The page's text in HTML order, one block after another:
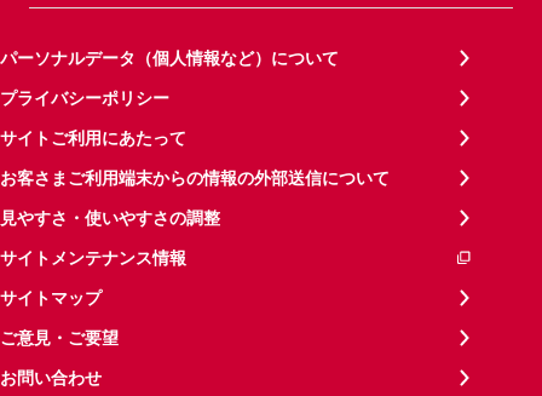
パーソナルデータ（個人情報など）について
プライバシーポリシー
サイトご利用にあたって
お客さまご利用端末からの情報の外部送信について
見やすさ・使いやすさの調整
サイトメンテナンス情報
サイトマップ
ご意見・ご要望
お問い合わせ